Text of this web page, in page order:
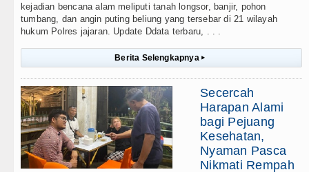
kejadian bencana alam meliputi tanah longsor, banjir, pohon
tumbang, dan angin puting beliung yang tersebar di 21 wilayah
hukum Polres jajaran. Update Ddata terbaru, . . .
Berita Selengkapnya ▸
Secercah
Harapan Alami
bagi Pejuang
Kesehatan,
Nyaman Pasca
Nikmati Rempah